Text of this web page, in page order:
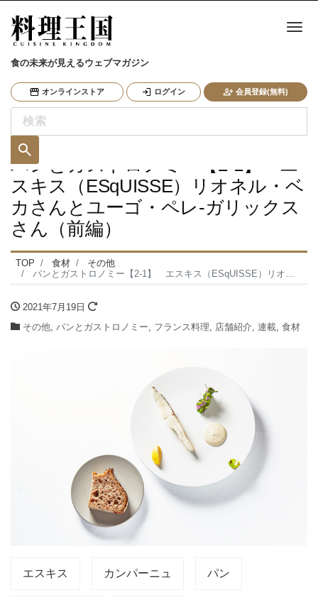
食の未来が見えるウェブマガジン
オンラインストア ログイン 会員登録(無料)
ナ
パンとガストロノミー【2-1】 エ
スキス（ESqUISSE）リオネル・ベ
カさんとユーゴ・ペレ-ガリックス
さん（前編）
TOP 食材
その他
パンとガストロノミー【2-1】 エスキス（ESqUISSE）リオネル・ベカさんとユーゴ・ペレ-ガリックスさん（前編）
2021年7月19日
その他, パンとガストロノミー, フランス料理, 店舗紹介, 連載, 食材
エスキス カンパーニュ パン